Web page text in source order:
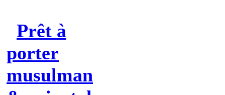
Prêt à
porter
musulman